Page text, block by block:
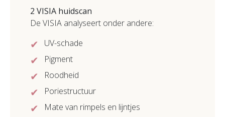
2 VISIA huidscan
De VISIA analyseert onder andere:
UV-schade
Pigment
Roodheid
Poriestructuur
Mate van rimpels en lijntjes